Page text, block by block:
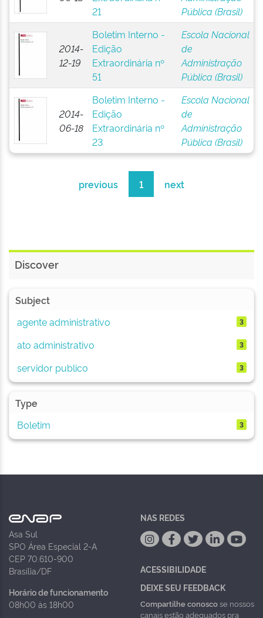
21
Pública (Brasil)
2014-
12-19
Boletim Interno -
Edição
Extraordinária nº
51
Escola Nacional
de
Administração
Pública (Brasil)
2014-
06-18
Boletim Interno -
Edição
Extraordinária nº
23
Escola Nacional
de
Administração
Pública (Brasil)
previous 1 next
Discover
Subject
agente administrativo
3
ato administrativo 3
servidor publico 3
Type
Boletim
3
Asa Sul
SPO Área Especial 2-A
CEP 70.610-900
Brasília/DF
Horário de funcionamento
08h00 às 18h00
NAS REDES
ACESSIBILIDADE
DEIXE SEU FEEDBACK
Compartilhe conoscose nossos
canais estão adequados pra